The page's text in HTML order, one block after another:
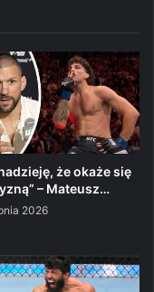
że okaże się
– Mateusz…
2026